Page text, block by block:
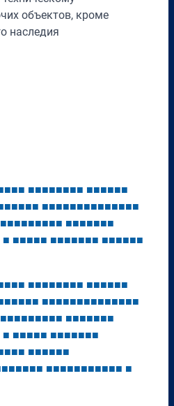
объектов, кроме
наследия
■■■ ■■■■■■■■ ■■■■■■
■■■■■ ■■■■■■■■■■■■■■
■■■■■■■■■ ■■■■■■■
■ ■■■■■ ■■■■■■■ ■■■■■■
■■■ ■■■■■■■■ ■■■■■■
■■■■■ ■■■■■■■■■■■■■■
■■■■■■■■■ ■■■■■■■
■ ■■■■■ ■■■■■■■
■■■ ■■■■■■
■■■■■■ ■■■■■■■■■■■ ■